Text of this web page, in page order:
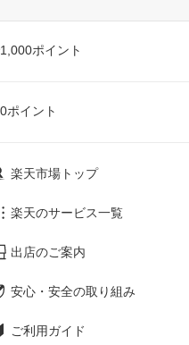
ポイント
ポイント
楽天市場トップ
楽天のサービス一覧
出店のご案内
安心・安全の取り組み
ご利用ガイド